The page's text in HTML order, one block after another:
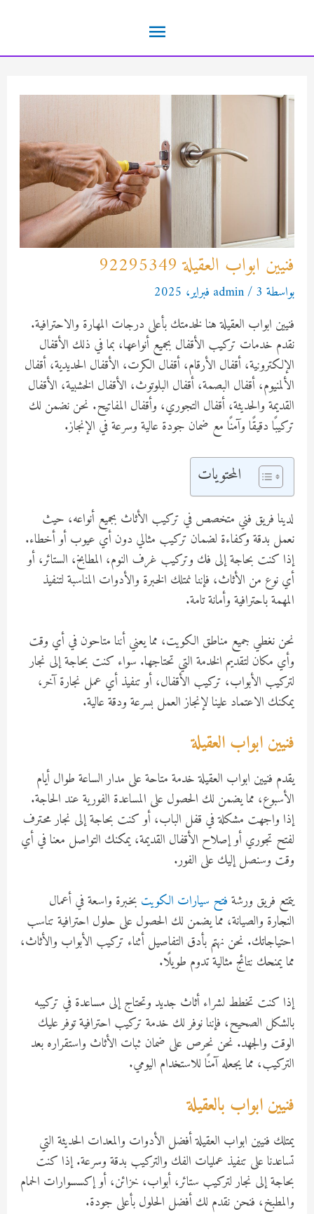
المحتوى
القائمة
الرئيسية
فنيين ابواب العقيلة 92295349
بواسطة admin/3 فبراير، 2025
فنيين ابواب العقيلة هنا لخدمتك بأعلى درجات المهارة والاحترافية.
نقدم خدمات تركيب الأقفال بجميع أنواعها، بما في ذلك الأقفال
الإلكترونية، أقفال الأرقام، أقفال الكرت، الأقفال الحديدية، أقفال
الألمنيوم، أقفال البصمة، أقفال البلوتوث، الأقفال الخشبية، الأقفال
القديمة والحديثة، أقفال التجوري، وأقفال المفاتيح. نحن نضمن لك
تركيبًا دقيقًا وآمنًا مع ضمان جودة عالية وسرعة في الإنجاز.
المحتويات
لدينا فريق فني متخصص في تركيب الأثاث بجميع أنواعه، حيث
نعمل بدقة وكفاءة لضمان تركيب مثالي دون أي عيوب أو أخطاء.
إذا كنت بحاجة إلى فك وتركيب غرف النوم، المطابخ، الستائر، أو
أي نوع من الأثاث، فإننا نمتلك الخبرة والأدوات المناسبة لتنفيذ
المهمة باحترافية وأمانة تامة.
نحن نغطي جميع مناطق الكويت، مما يعني أننا متاحون في أي وقت
وأي مكان لتقديم الخدمة التي تحتاجها. سواء كنت بحاجة إلى نجار
لتركيب الأبواب، تركيب الأقفال، أو تنفيذ أي عمل نجارة آخر،
يمكنك الاعتماد علينا لإنجاز العمل بسرعة ودقة عالية.
فنيين ابواب العقيلة
يقدم فنيين ابواب العقيلة خدمة متاحة على مدار الساعة طوال أيام
الأسبوع، مما يضمن لك الحصول على المساعدة الفورية عند الحاجة.
إذا واجهت مشكلة في قفل الباب، أو كنت بحاجة إلى نجار محترف
لفتح تجوري أو إصلاح الأقفال القديمة، يمكنك التواصل معنا في أي
وقت وسنصل إليك على الفور.
يتمتع فريق ورشةفتح سيارات الكويت بخبرة واسعة في أعمال
النجارة والصيانة، مما يضمن لك الحصول على حلول احترافية تناسب
احتياجاتك. نحن نهتم بأدق التفاصيل أثناء تركيب الأبواب والأثاث،
مما يمنحك نتائج مثالية تدوم طويلًا.
إذا كنت تخطط لشراء أثاث جديد وتحتاج إلى مساعدة في تركيبه
بالشكل الصحيح، فإننا نوفر لك خدمة تركيب احترافية توفر عليك
الوقت والجهد. نحن نحرص على ضمان ثبات الأثاث واستقراره بعد
التركيب، مما يجعله آمنًا للاستخدام اليومي.
فنيين ابواب بالعقيلة
يمتلك فنيين ابواب العقيلة أفضل الأدوات والمعدات الحديثة التي
تساعدنا على تنفيذ عمليات الفك والتركيب بدقة وسرعة. إذا كنت
بحاجة إلى نجار لتركيب ستائر، أبواب، خزائن، أو إكسسوارات الحمام
والمطبخ، فنحن نقدم لك أفضل الحلول بأعلى جودة.